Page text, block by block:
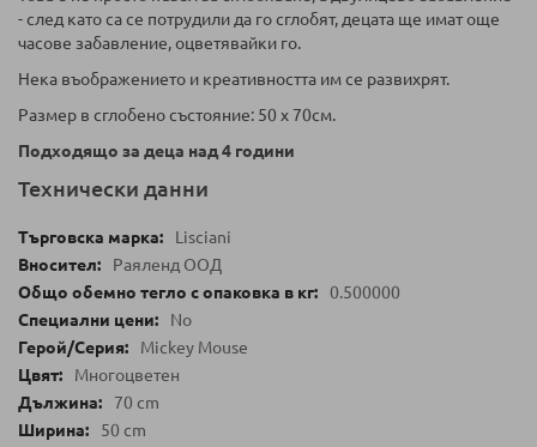
- след като са се потрудили да го сглобят, децата ще имат още
часове забавление, оцветявайки го.
Нека въображението и креативността им се развихрят.
Размер в сглобено състояние: 50 х 70см.
Подходящо за деца над 4 години
Технически данни
Lisciani
Раяленд ООД
0.500000
No
Mickey Mouse
Многоцветен
70 cm
50 cm